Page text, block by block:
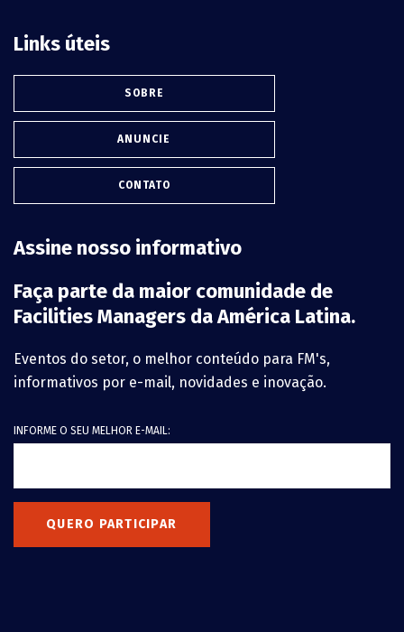
Links úteis
SOBRE
ANUNCIE
CONTATO
Assine nosso informativo
Faça parte da maior comunidade de
Facilities Managers da América Latina.
Eventos do setor, o melhor conteúdo para FM's,
informativos por e-mail, novidades e inovação.
INFORME O SEU MELHOR E-MAIL:
QUERO PARTICIPAR